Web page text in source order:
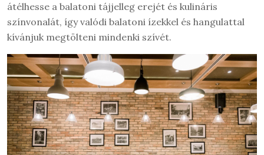
átélhesse a balatoni tájjelleg erejét és kulináris
színvonalát, így valódi balatoni ízekkel és hangulattal
kívánjuk megtölteni mindenki szívét.